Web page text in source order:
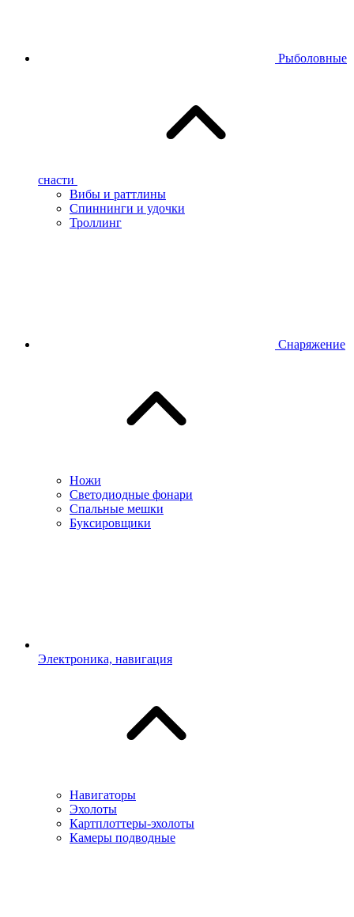
Рыболовные
снасти
Вибы и раттлины
Спиннинги и удочки
Троллинг
Снаряжение
Ножи
Светодиодные фонари
Спальные мешки
Буксировщики
Электроника, навигация
Навигаторы
Эхолоты
Картплоттеры-эхолоты
Камеры подводные